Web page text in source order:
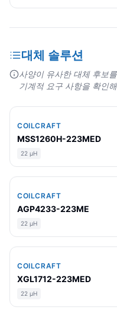
대체 솔루션
사양이 유사한 대체 후보
기계적 요구 사항을 확인
COILCRAFT
MSS1260H-223MED
22 µH
COILCRAFT
AGP4233-223ME
22 µH
COILCRAFT
XGL1712-223MED
22 µH